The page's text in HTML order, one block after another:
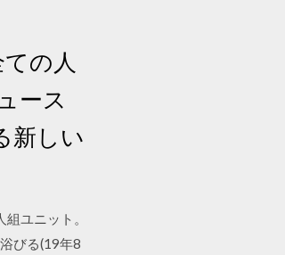
の人
ース
新しい
ユニット。
びる(19年8